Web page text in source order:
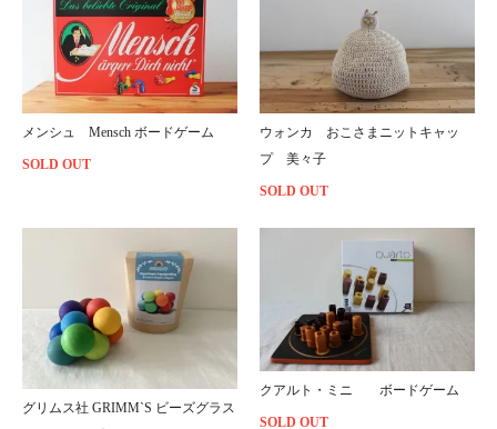
メンシュ Mensch ボードゲーム
SOLD OUT
ウォンカ おこさまニットキャッ
プ 美々子
SOLD OUT
グリムス社 GRIMM`S ビーズグラス
クアルト・ミニ ボードゲーム
SOLD OUT